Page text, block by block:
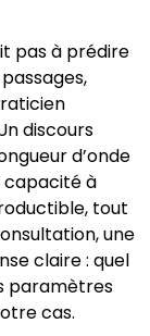
pas à prédire
discours
d’onde
capacité à
tout
une
claire : quel
paramètres
cas.